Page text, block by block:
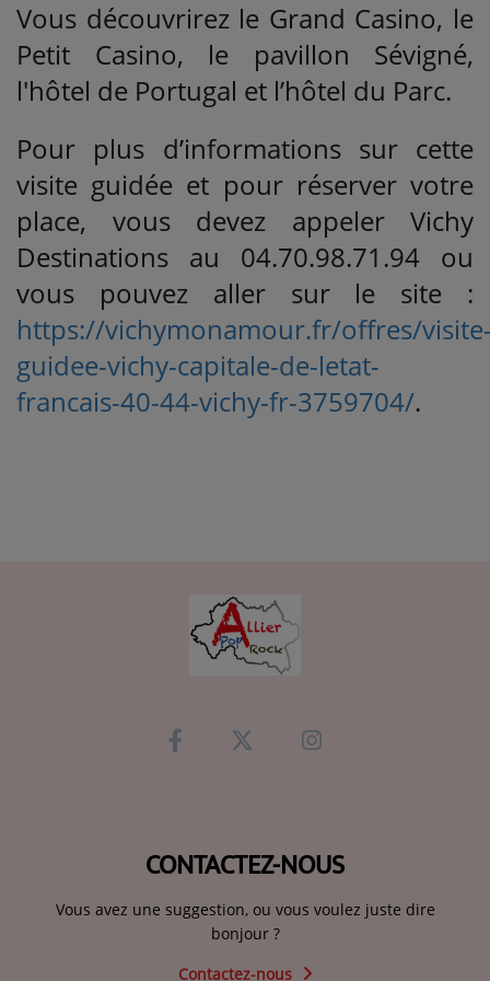
Vous découvrirez le Grand Casino, le
Petit Casino, le pavillon Sévigné,
l'hôtel de Portugal et l’hôtel du Parc.
Pour plus d’informations sur cette
visite guidée et pour réserver votre
place, vous devez appeler Vichy
Destinations au 04.70.98.71.94 ou
vous pouvez aller sur le site :
https://vichymonamour.fr/offres/
guidee-vichy-capitale-de-letat-
francais-40-44-vichy-fr-3759704/.
CONTACTEZ-NOUS
Vous avez une suggestion, ou vous voulez juste dire
bonjour ?
Contactez-nous